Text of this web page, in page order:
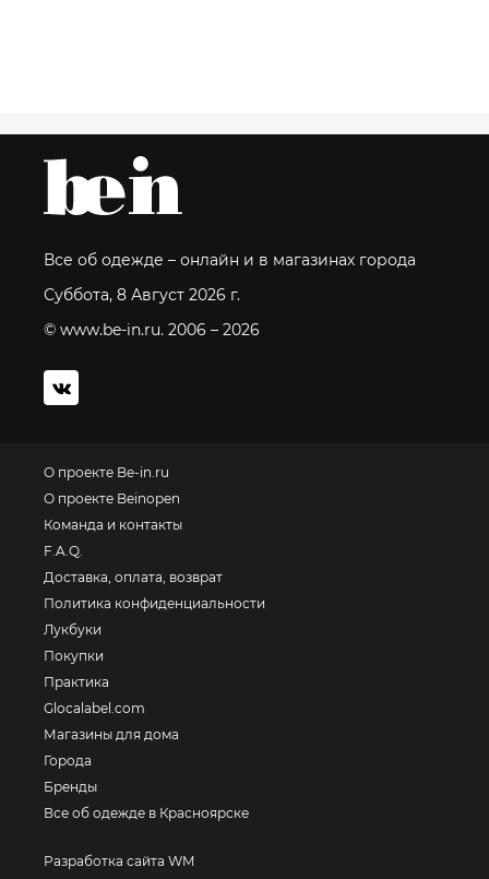
Все об одежде – онлайн и в магазинах города
Суббота, 8 Август 2026 г.
© www.be-in.ru. 2006 – 2026
О проекте Be-in.ru
О проекте Beinopen
Команда и контакты
F.A.Q.
Доставка, оплата, возврат
Политика конфиденциальности
Лукбуки
Покупки
Практика
Glocalabel.com
Магазины для дома
Города
Бренды
Все об одежде в Красноярске
Разработка сайта WM